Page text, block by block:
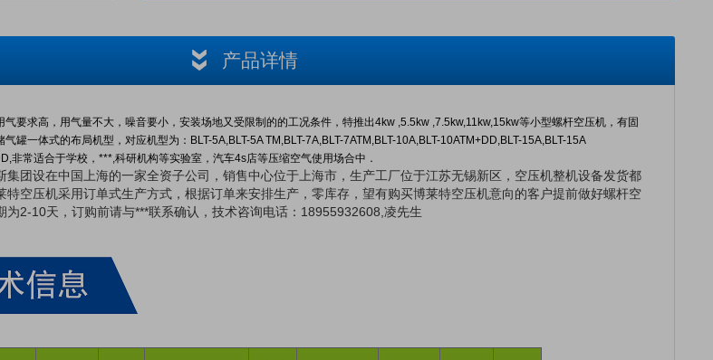
产品详情
要求高，用气量不大，噪音要小，安装场地又受限制的的工况条件，特推出4kw ,5.5kw ,7.5kw,11kw,15kw等小型螺杆空压机，有固
罐一体式的布局机型，对应机型为：BLT-5A,BLT-5A TM,BLT-7A,BLT-7ATM,BLT-10A,BLT-10ATM+DD,BLT-15A,BLT-15A
非常适合于学校，***,科研机构等实验室，汽车4s店等压缩空气使用场合中．
集团设在中国上海的一家全资子公司，销售中心位于上海市，生产工厂位于江苏无锡新区，空压机整机设备发货都
特空压机采用订单式生产方式，根据订单来安排生产，零库存，望有购买博莱特空压机意向的客户提前做好螺杆空
为2-10天，订购前请与***联系确认，技术咨询电话：18955932608,凌先生